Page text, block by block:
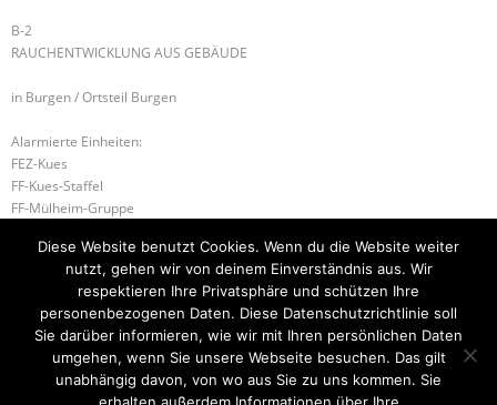
B-2
RAUCHENTWICKLUNG AUS GEBÄUDE
in Burgen / Ortsteil Burgen
Alarmierte Einheiten:
FEZ-Kues
FF-Kues-Staffel
FF-Mülheim-Gruppe
Führungsstaffel-BeKu
W-2 ÖL AUF GEWÄSSER H-2 TÜR ÖFFNEN DRINGEND
Diese Website benutzt Cookies. Wenn du die Website weiter
nutzt, gehen wir von deinem Einverständnis aus. Wir
respektieren Ihre Privatsphäre und schützen Ihre
personenbezogenen Daten. Diese Datenschutzrichtlinie soll
Sie darüber informieren, wie wir mit Ihren persönlichen Daten
umgehen, wenn Sie unsere Webseite besuchen. Das gilt
unabhängig davon, von wo aus Sie zu uns kommen. Sie